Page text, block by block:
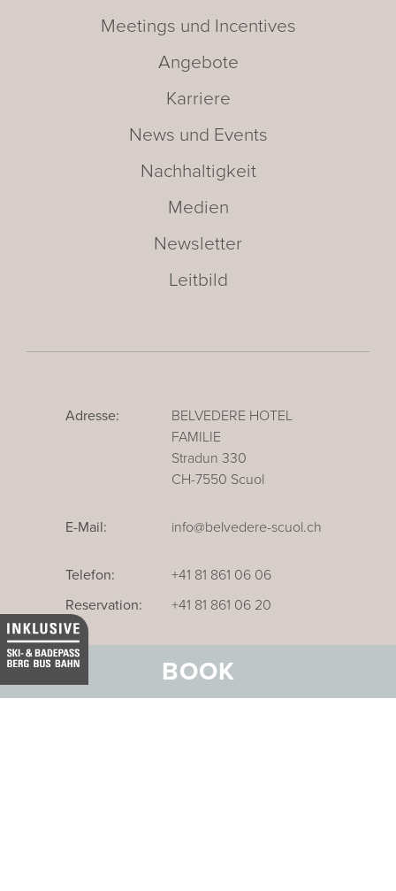
BOOK
Meetings und Incentives
Angebote
Karriere
News und Events
Nachhaltigkeit
Medien
Newsletter
Leitbild
Adresse:
BELVEDERE HOTEL
FAMILIE
Stradun 330
CH-7550 Scuol
E-Mail: info@belvedere-scuol.ch
Telefon:
+41 81 861 06 06
Reservation:
+41 81 861 06 20